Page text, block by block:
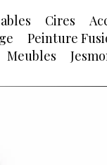
Cires
Peinture
Meubles